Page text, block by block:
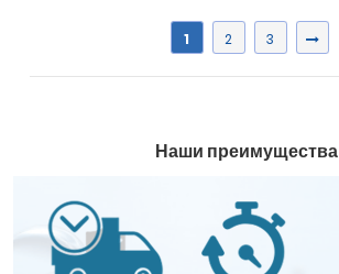
1 2 3
Наши преимущества